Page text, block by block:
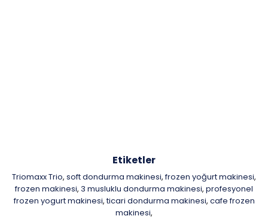
Etiketler
Triomaxx Trio, soft dondurma makinesi, frozen yoğurt makinesi,
frozen makinesi, 3 musluklu dondurma makinesi, profesyonel
frozen yogurt makinesi, ticari dondurma makinesi, cafe frozen
makinesi,